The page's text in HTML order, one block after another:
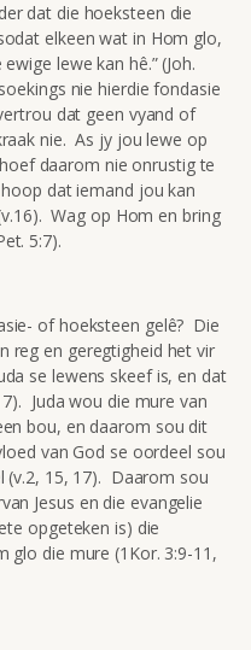
dat die hoeksteen die
elkeen wat in Hom glo,
lewe kan hê.” (Joh.
nie hierdie fondasie
dat geen vyand of
nie. As jy jou lewe op
daarom nie onrustig te
dat iemand jou kan
Wag op Hom en bring
5:7).
of hoeksteen gelê? Die
reg en geregtigheid het vir
se lewens skeef is, en dat
Juda wou die mure van
bou, en daarom sou dit
van God se oordeel sou
(v.2, 15, 17). Daarom sou
Jesus en die evangelie
opgeteken is) die
glo die mure (1Kor. 3:9-11,